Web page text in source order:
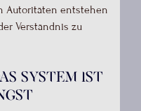
Autoritäten entstehen
Verständnis zu
System ist